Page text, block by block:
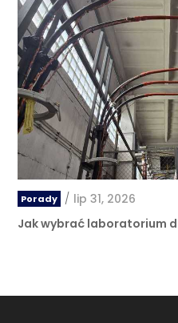
Porady / lip 31, 2026
Jak wybrać laboratorium